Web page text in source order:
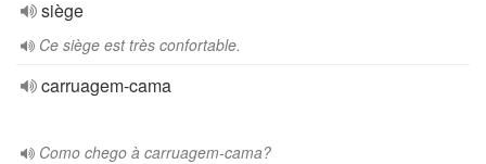
siège
Ce siège est très confortable.
carruagem-cama
Como chego à carruagem-cama?